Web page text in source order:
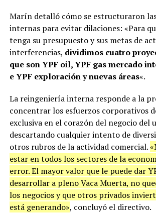
Marín detalló cómo se estructuraron
internas para evitar dilaciones: «Para
tenga su presupuesto y sus metas de
interferencias, dividimos cuatro
que son YPF oil, YPF gas mercado
e YPF exploración y nuevas áreas«.
La reingeniería interna responde a la
concentrar los esfuerzos corporativos
exclusiva en el corazón del negocio del
descartando cualquier intento de
otros rubros de la actividad comercial.
estar en todos los sectores de la
error. El mayor valor que le puede dar
desarrollar a pleno Vaca Muerta, no
los negocios y que otros privados
está generando», concluyó el directivo.